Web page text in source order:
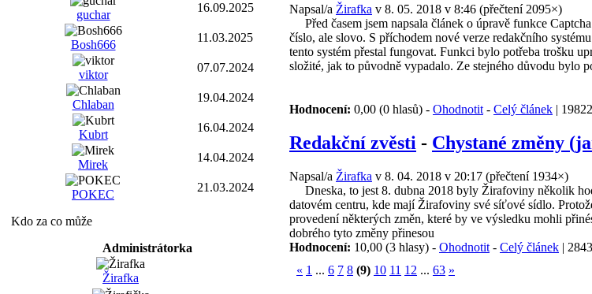
guchar
16.09.2025
Bosh666
11.03.2025
viktor
07.07.2024
Chlaban
19.04.2024
Kubrt
16.04.2024
Mirek
14.04.2024
POKEC
21.03.2024
Kdo za co může
Administrátorka
Žirafka
Napsal/a Žirafka v 8. 05. 2018 v 8:46 (přečtení 2095×)
Před časem jsem napsala článek o úpravě funkce
číslo, ale slovo. S příchodem nové verze redakčního
tento systém přestal fungovat. Funkci bylo potřeba trošku
složité, jak to původně vypadalo. Ze stejného důvodu bylo
Hodnocení: 0,00 (0 hlasů) - Ohodnotit - Celý článek |
Redakční zvěsti - Chystané změny
Napsal/a Žirafka v 8. 04. 2018 v 20:17 (přečtení 1934×)
Dneska, to jest 8. dubna 2018 byly Žirafoviny několik
datovém centru, kde mají Žirafoviny své síťové sídlo.
provedení některých změn, které by ve výsledku mohli
dobrého tyto změny přinesou
Hodnocení: 10,00 (3 hlasy) - Ohodnotit - Celý článek |
« 1 ... 6 7 8 (9) 10 11 12 ... 63 »